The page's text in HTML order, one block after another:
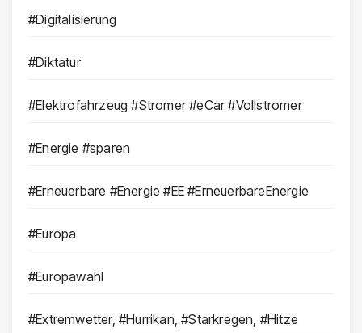
#Digitalisierung
#Diktatur
#Elektrofahrzeug #Stromer #eCar #Vollstromer
#Energie #sparen
#Erneuerbare #Energie #EE #ErneuerbareEnergie
#Europa
#Europawahl
#Extremwetter, #Hurrikan, #Starkregen, #Hitze